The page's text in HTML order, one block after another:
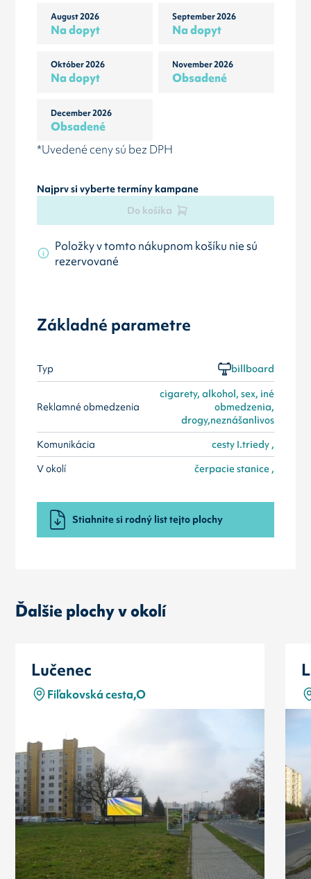
August 2026
Na dopyt
September 2026
Na dopyt
Október 2026
Na dopyt
November 2026
Obsadené
December 2026
Obsadené
*Uvedené ceny sú bez DPH
Najprv si vyberte termíny kampane
Do košíka
Položky v tomto nákupnom košíku nie sú
rezervované
Základné parametre
Typ billboard
Reklamné obmedzenia
cigarety, alkohol, sex, iné
obmedzenia,
drogy,neznášanlivos
Komunikácia
cesty I.triedy ,
V okolí
čerpacie stanice ,
Stiahnite si rodný list tejto plochy
Ďalšie plochy v okolí
Lučenec
Fiľakovská cesta,O